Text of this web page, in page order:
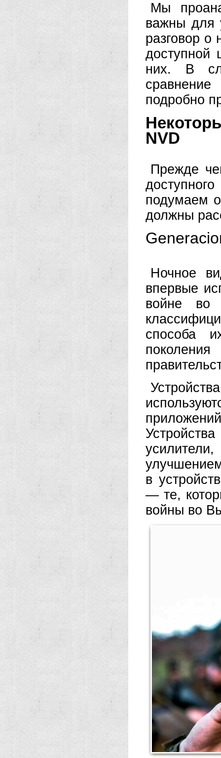
Мы
важны для
разговор о
доступной
них. В
подробно
NVD
Прежде
подумаем
должны
Ночное
впервые
войне во
способа
в
— те,
войны во